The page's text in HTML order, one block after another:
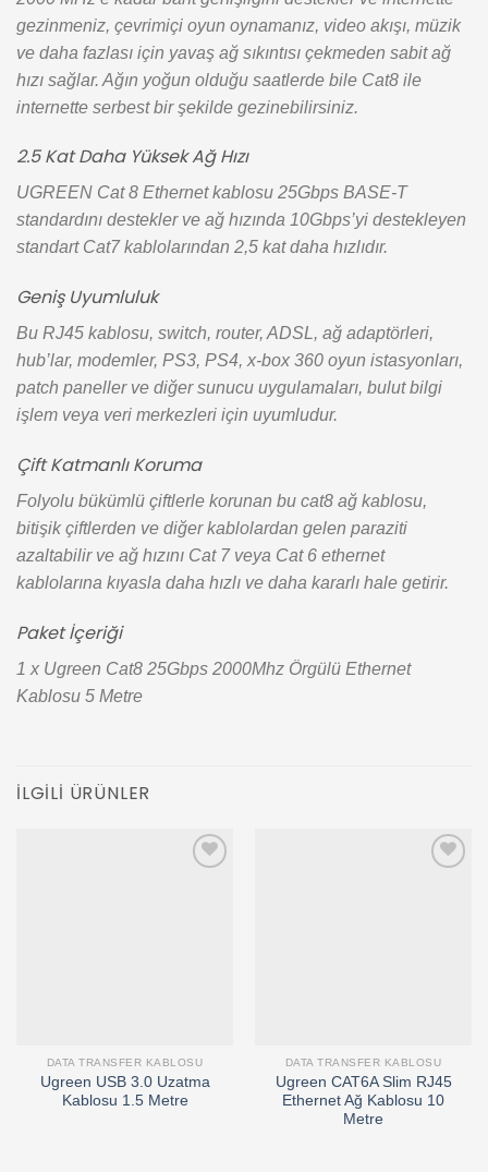
gezinmeniz, çevrimiçi oyun oynamanız, video akışı, müzik
ve daha fazlası için yavaş ağ sıkıntısı çekmeden sabit ağ
hızı sağlar. Ağın yoğun olduğu saatlerde bile Cat8 ile
internette serbest bir şekilde gezinebilirsiniz.
2.5 Kat Daha Yüksek Ağ Hızı
UGREEN Cat 8 Ethernet kablosu 25Gbps BASE-T
standardını destekler ve ağ hızında 10Gbps’yi destekleyen
standart Cat7 kablolarından 2,5 kat daha hızlıdır.
Geniş Uyumluluk
Bu RJ45 kablosu, switch, router, ADSL, ağ adaptörleri,
hub’lar, modemler, PS3, PS4, x-box 360 oyun istasyonları,
patch paneller ve diğer sunucu uygulamaları, bulut bilgi
işlem veya veri merkezleri için uyumludur.
Çift Katmanlı Koruma
Folyolu bükümlü çiftlerle korunan bu cat8 ağ kablosu,
bitişik çiftlerden ve diğer kablolardan gelen paraziti
azaltabilir ve ağ hızını Cat 7 veya Cat 6 ethernet
kablolarına kıyasla daha hızlı ve daha kararlı hale getirir.
Paket İçeriği
1 x Ugreen Cat8 25Gbps 2000Mhz Örgülü Ethernet
Kablosu 5 Metre
İLGILI ÜRÜNLER
DATA TRANSFER KABLOSU
Ugreen USB 3.0 Uzatma
Kablosu 1.5 Metre
DATA TRANSFER KABLOSU
Ugreen CAT6A Slim RJ45
Ethernet Ağ Kablosu 10
Metre